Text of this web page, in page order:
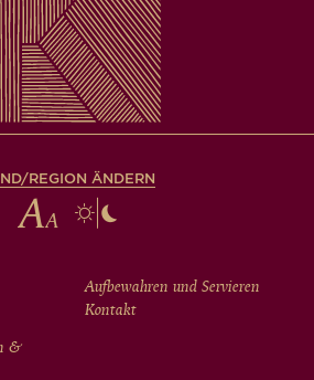
REGION ÄNDERN
&
Aufbewahren und Servieren
Kontakt